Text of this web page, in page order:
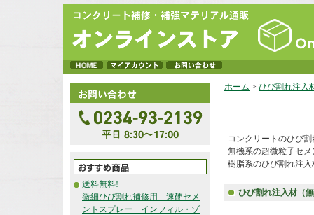
送料無料!
微細ひび割れ補修用 速硬セメ
ントスプレー インフィル・ゾ
ホーム > ひび割れ注入
コンクリートのひび
無機系の超微粒子セ
樹脂系のひび割れ注入
ひび割れ注入材（